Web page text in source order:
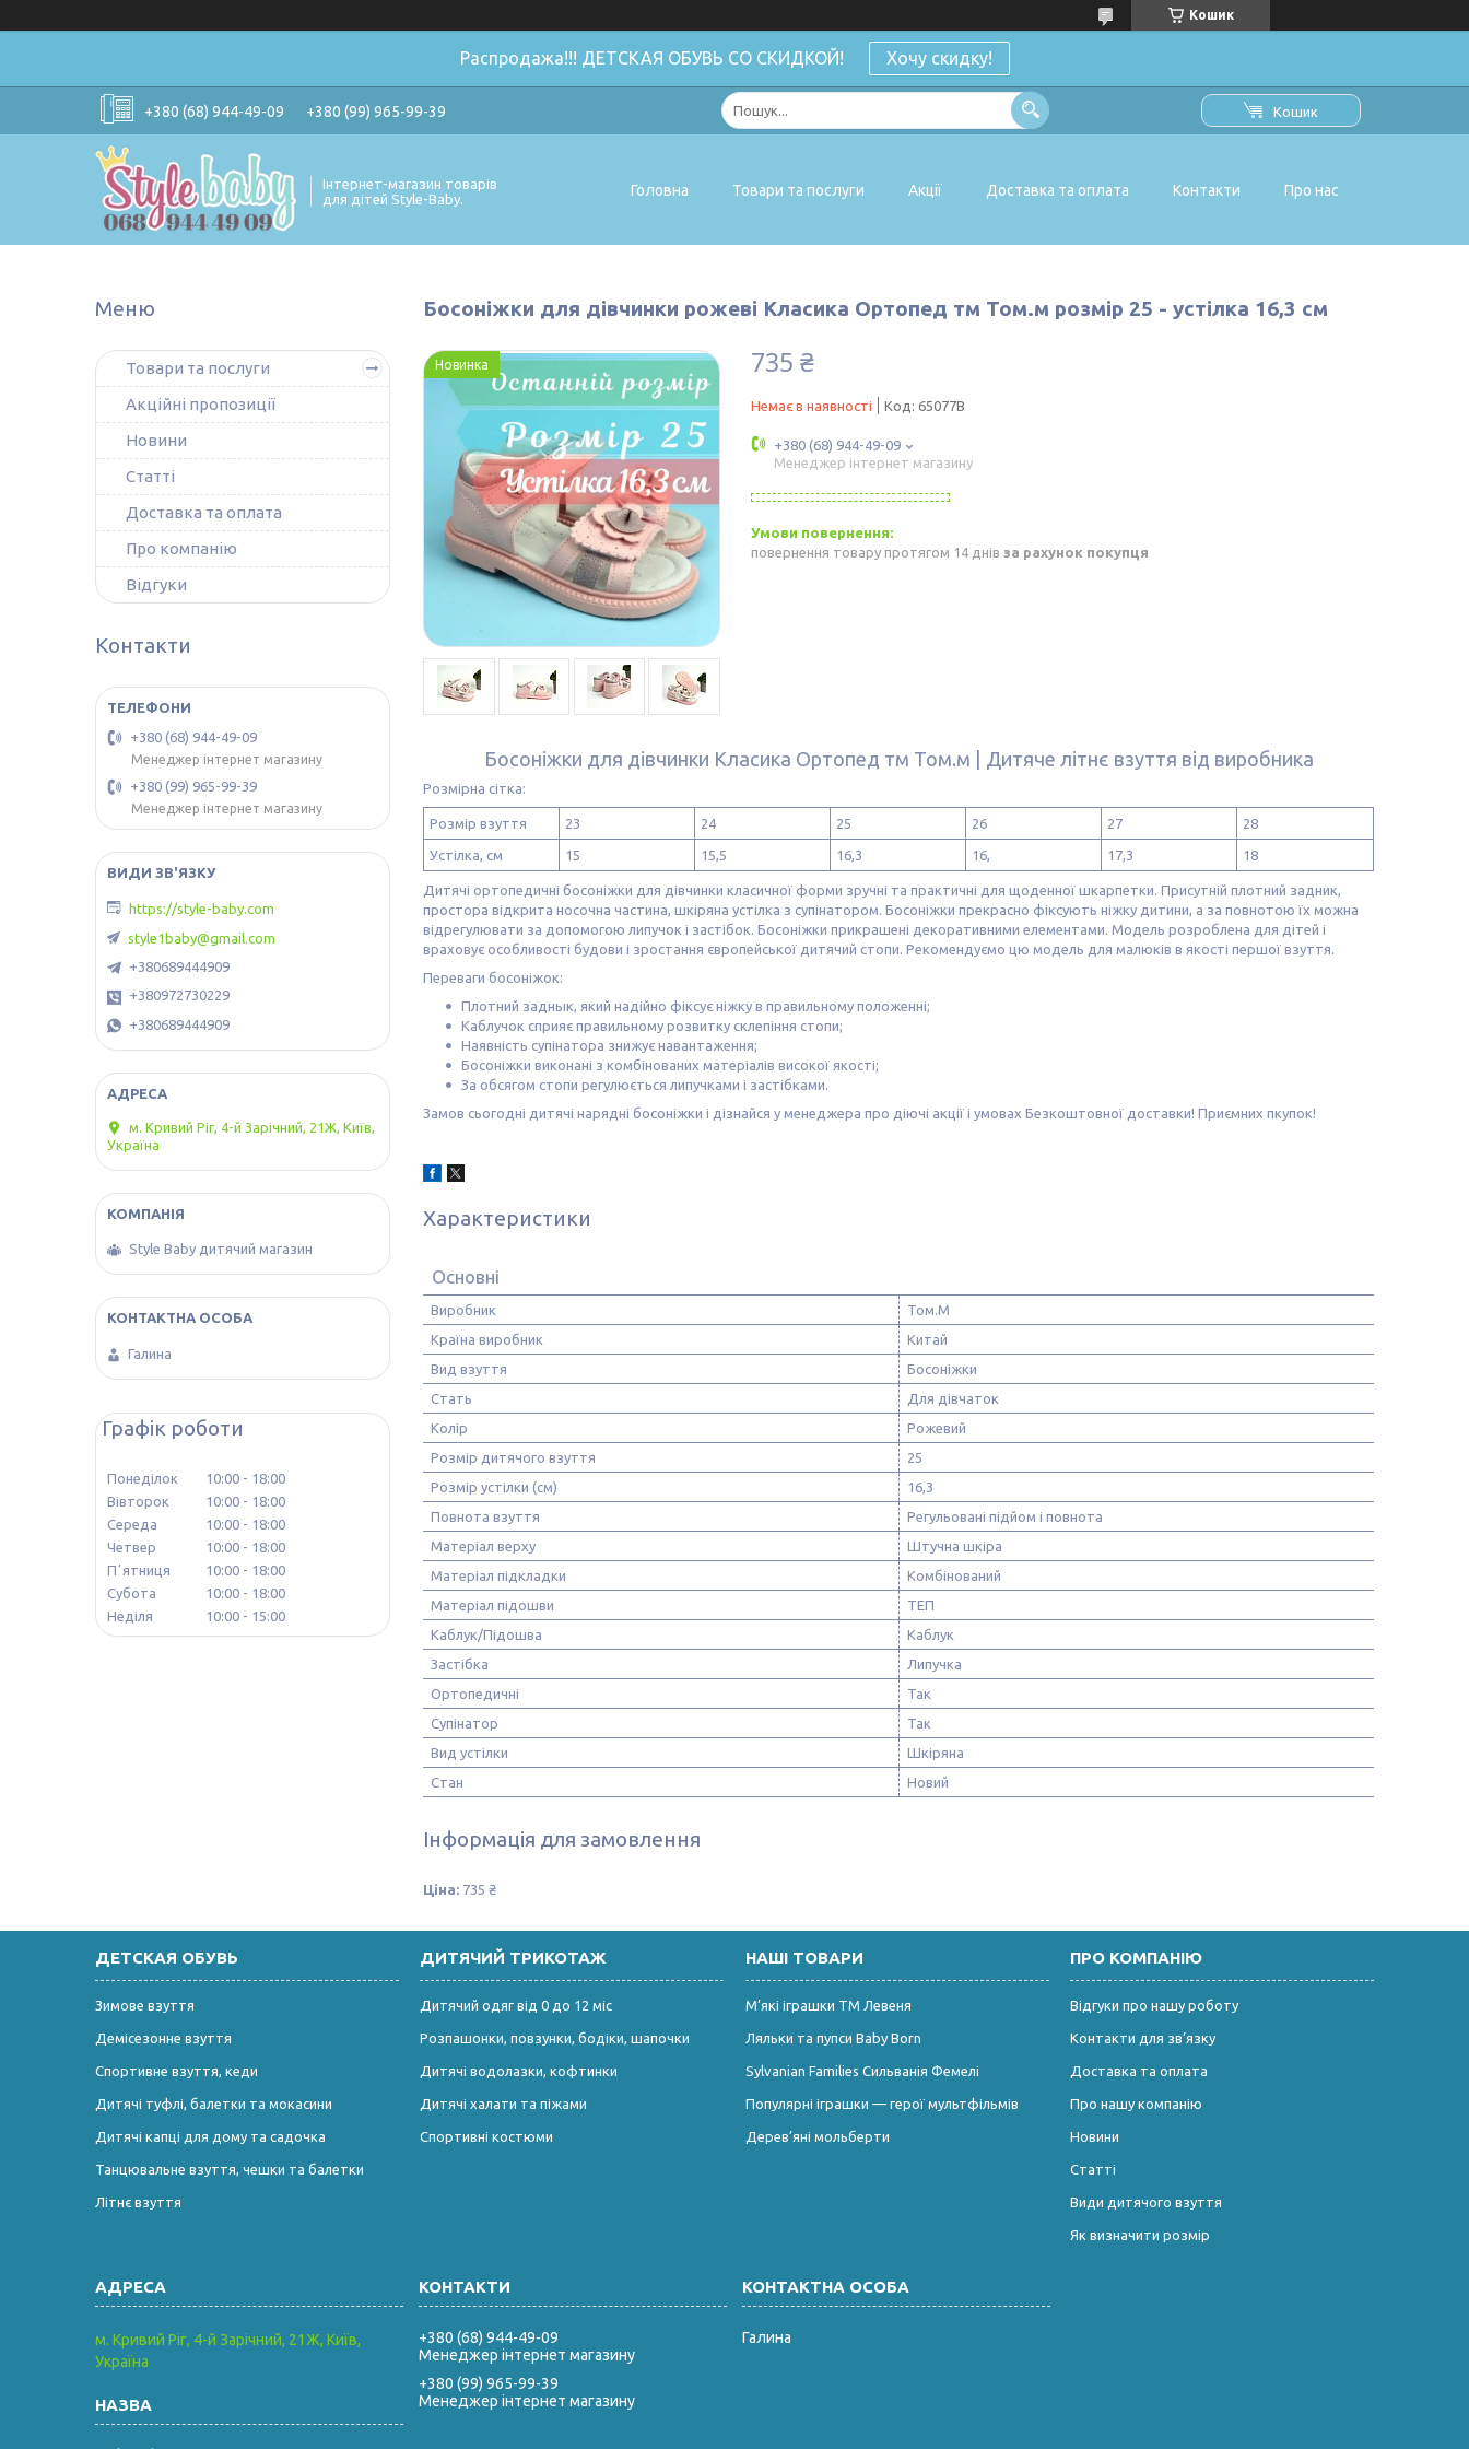
Кошик
Распродажа!!! ДЕТСКАЯ ОБУВЬ СО СКИДКОЙ! Хочу скидку!
+380 (68) 944-49-09 +380 (99) 965-99-39 Кошик
Інтернет-магазин товарів
для дітей Style-Baby.
Головна Товари та послуги Акції Доставка та оплата Контакти Про нас
Босоніжки для дівчинки рожеві Класика Ортопед тм Том.м розмір 25 - устілка 16,3 см
Новинка 735 ₴
Немає в наявності Код: 65077B
+380 (68) 944-49-09
Менеджер інтернет магазину
повернення товару протягом 14 днів за рахунок покупця
Босоніжки для дівчинки Класика Ортопед тм Том.м | Дитяче літнє взуття від виробника
Розмірна сітка:
Розмір взуття 23 24 25 26 27 28
Устілка, см 15 15,5 16,3 16, 17,3 18
Дитячі ортопедичні босоніжки для дівчинки класичної форми зручні та практичні для щоденної шкарпетки. Присутній плотний задник,
простора відкрита носочна частина, шкіряна устілка з супінатором. Босоніжки прекрасно фіксують ніжку дитини, а за повнотою їх можна
відрегулювати за допомогою липучок і застібок. Босоніжки прикрашені декоративними елементами. Модель розроблена для дітей і
враховує особливості будови і зростання європейської дитячий стопи. Рекомендуємо цю модель для малюків в якості першої взуття.
Переваги босоніжок:
Плотний заднык, який надійно фіксує ніжку в правильному положенні;
Каблучок сприяє правильному розвитку склепіння стопи;
Наявність супінатора знижує навантаження;
Босоніжки виконані з комбінованих матеріалів високої якості;
За обсягом стопи регулюється липучками і застібками.
Замов сьогодні дитячі нарядні босоніжки і дізнайся у менеджера про діючі акції і умовах Безкоштовної доставки! Приємних пкупок!
Характеристики
Основні
Виробник
Том.М
Країна виробник
Китай
Вид взуття
Босоніжки
Стать
Для дівчаток
Колір
Рожевий
Розмір дитячого взуття
25
Розмір устілки (см)
16,3
Повнота взуття
Регульовані підйом і повнота
Матеріал верху
Штучна шкіра
Матеріал підкладки
Комбінований
Матеріал підошви
ТЕП
Каблук/Підошва
Каблук
Застібка
Липучка
Ортопедичні
Так
Супінатор
Так
Вид устілки
Шкіряна
Стан
Новий
Інформація для замовлення
Ціна: 735 ₴
Товари та послуги
Акційні пропозиції
Новини
Статті
Доставка та оплата
Про компанію
Відгуки
Контакти
+380 (68) 944-49-09
Менеджер інтернет магазину
+380 (99) 965-99-39
Менеджер інтернет магазину
https://style-baby.com
style1baby@gmail.com
+380689444909
+380972730229
+380689444909
м. Кривий Ріг, 4-й Зарічний, 21Ж, Київ,
Україна
Style Baby дитячий магазин
Галина
Графік роботи
Понеділок 10:00
18:00
Вівторок
10:00
18:00
Середа
10:00
18:00
Четвер
10:00
18:00
Пʼятниця
10:00
18:00
Субота
10:00
18:00
Неділя
10:00 15:00
ДЕТСКАЯ ОБУВЬ
Зимове взуття
Демісезонне взуття
Спортивне взуття, кеди
Дитячі туфлі, балетки та мокасини
Дитячі капці для дому та садочка
Танцювальне взуття, чешки та балетки
Літнє взуття
ДИТЯЧИЙ ТРИКОТАЖ
Дитячий одяг від 0 до 12 міс
Розпашонки, повзунки, бодіки, шапочки
Дитячі водолазки, кофтинки
Дитячі халати та піжами
Спортивні костюми
НАШІ ТОВАРИ
М’які іграшки ТМ Левеня
Ляльки та пупси Baby Born
Sylvanian Families Сильванія Фемелі
Популярні іграшки — герої мультфільмів
Дерев’яні мольберти
ПРО КОМПАНІЮ
Відгуки про нашу роботу
Контакти для зв’язку
Доставка та оплата
Про нашу компанію
Новини
Статті
Види дитячого взуття
Як визначити розмір
м. Кривий Ріг, 4-й Зарічний, 21Ж, Київ,
Україна
+380 (68) 944-49-09
Менеджер інтернет магазину
+380 (99) 965-99-39
Менеджер інтернет магазину
Галина